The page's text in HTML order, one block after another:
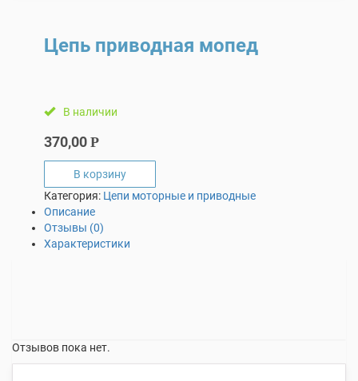
Цепь приводная мопед
В наличии
370,00 Р
В корзину
Категория: Цепи моторные и приводные
Описание
Отзывы (0)
Характеристики
Отзывов пока нет.